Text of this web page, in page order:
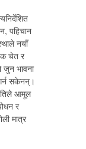
पहिचान
नयाँ
चेत र
जुन भावना
सकेनन्।
आमूल
र
मात्र